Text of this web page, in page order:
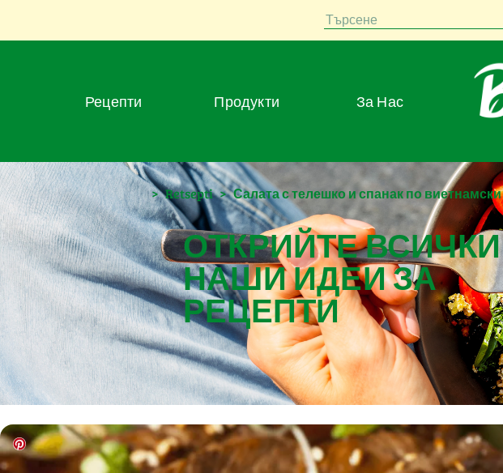
Търсене
Рецепти Продукти За Нас
> Retsepti > Салата с телешко и спанак по виетнамски
ОТКРИЙТЕ ВСИЧКИ
НАШИ ИДЕИ ЗА
РЕЦЕПТИ